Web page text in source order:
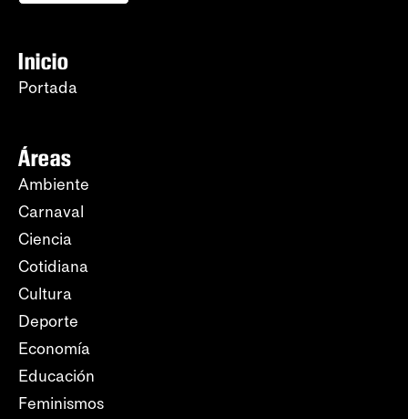
Inicio
Portada
Áreas
Ambiente
Carnaval
Ciencia
Cotidiana
Cultura
Deporte
Economía
Educación
Feminismos